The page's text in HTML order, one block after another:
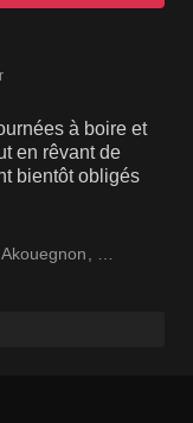
à boire et
en rêvant de
bientôt obligés
,